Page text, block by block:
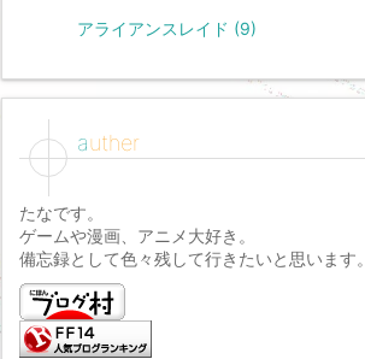
アライアンスレイド (9)
auther
たなです。
ゲームや漫画、アニメ大好き。
備忘録として色々残して行きたいと思います。